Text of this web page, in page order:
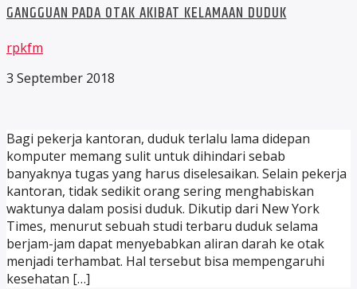
GANGGUAN PADA OTAK AKIBAT KELAMAAN DUDUK
rpkfm
3 September 2018
Bagi pekerja kantoran, duduk terlalu lama didepan
komputer memang sulit untuk dihindari sebab
banyaknya tugas yang harus diselesaikan. Selain pekerja
kantoran, tidak sedikit orang sering menghabiskan
waktunya dalam posisi duduk. Dikutip dari New York
Times, menurut sebuah studi terbaru duduk selama
berjam-jam dapat menyebabkan aliran darah ke otak
menjadi terhambat. Hal tersebut bisa mempengaruhi
kesehatan […]